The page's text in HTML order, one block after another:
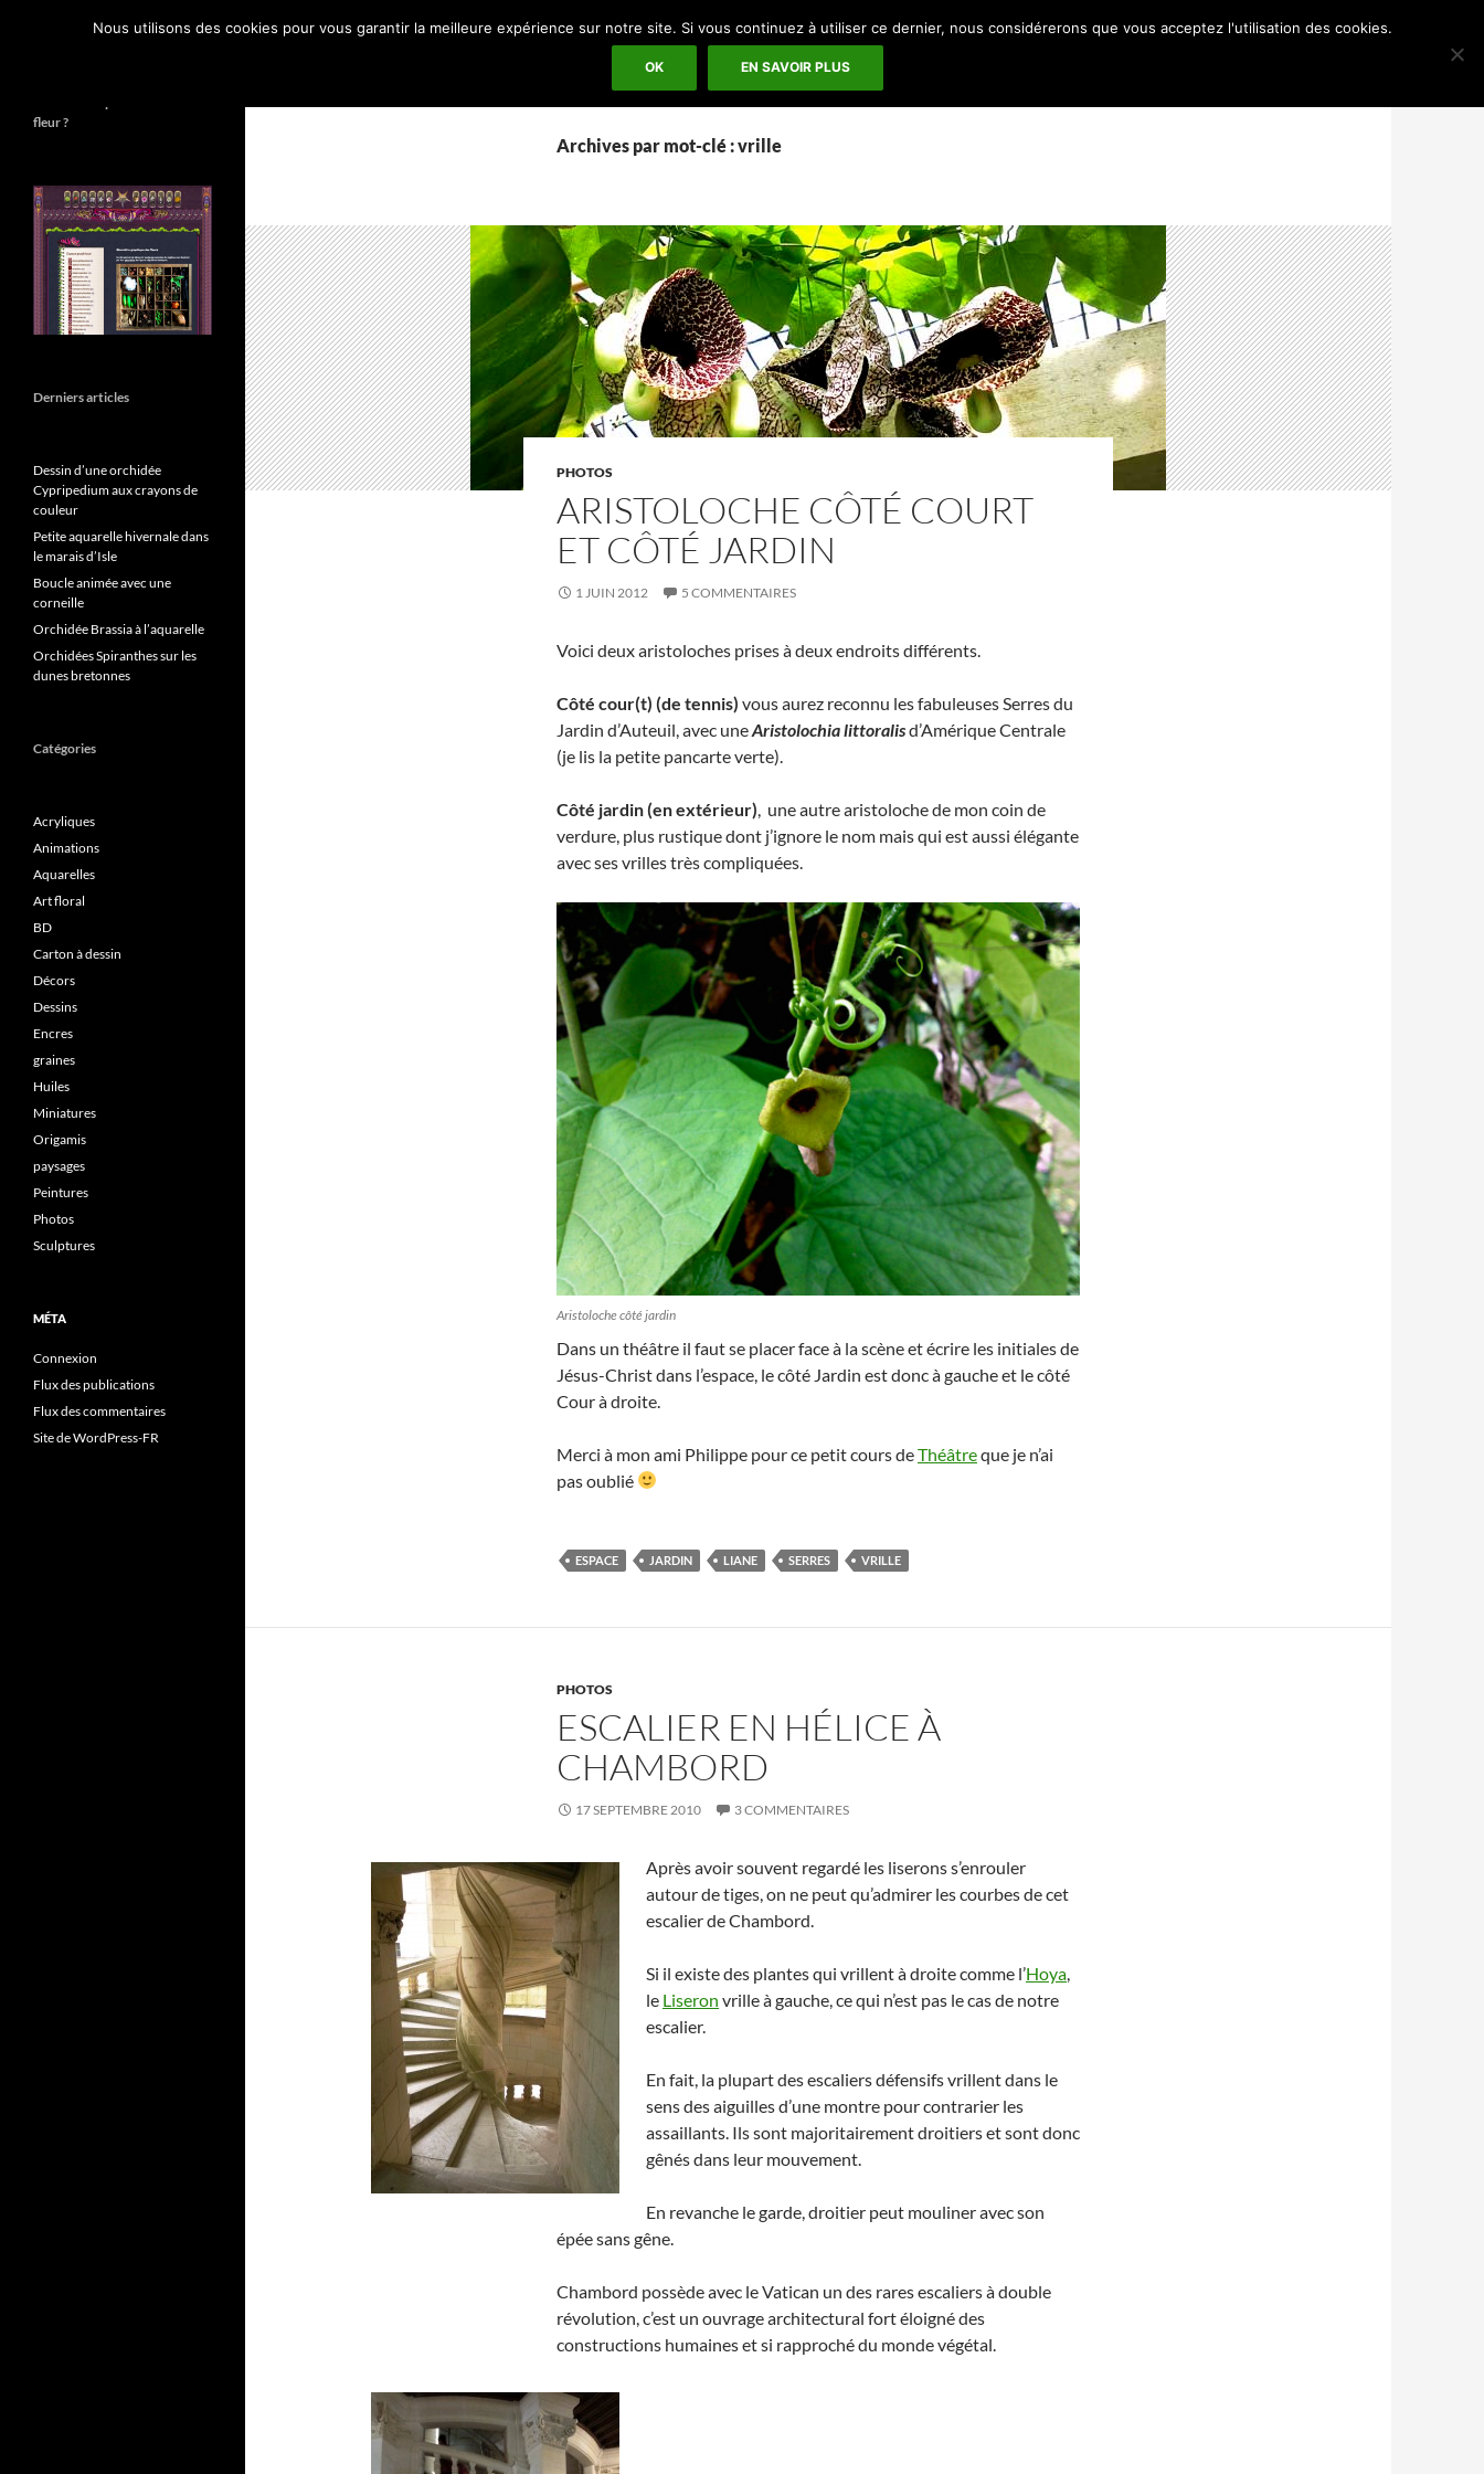
Espace Graphique
FLORAISON IMAGE PAR IMAGE
LIENS BOTANIQUES, ARTISTIQUES ET AUTRES MENTIONS LÉGALES
Archives par mot-clé : vrille
PHOTOS
ARISTOLOCHE CÔTÉ COURT
ET CÔTÉ JARDIN
1 JUIN 2012 5 COMMENTAIRES
Voici deux aristoloches prises à deux endroits différents.
Côté cour(t) (de tennis) vous aurez reconnu les fabuleuses Serres du
Jardin d’Auteuil, avec uneAristolochia littoralisd’Amérique Centrale
(je lis la petite pancarte verte).
Côté jardin (en extérieur), une autre aristoloche de mon coin de
verdure, plus rustique dont j’ignore le nom mais qui est aussi élégante
avec ses vrilles très compliquées.
Aristoloche côté jardin
Dans un théâtre il faut se placer face à la scène et écrire les initiales de
Jésus-Christ dans l’espace, le côté Jardin est donc à gauche et le côté
Cour à droite.
Merci à mon ami Philippe pour ce petit cours deThéâtreque je n’ai
pas oublié
ESPACE JARDIN LIANE SERRES VRILLE
PHOTOS
ESCALIER EN HÉLICE À
CHAMBORD
17 SEPTEMBRE 2010 3 COMMENTAIRES
Après avoir souvent regardé les liserons s’enrouler
autour de tiges, on ne peut qu’admirer les courbes de cet
escalier de Chambord.
Si il existe des plantes qui vrillent à droite comme l’Hoya
le Liseron vrille à gauche, ce qui n’est pas le cas de notre
escalier.
En fait, la plupart des escaliers défensifs vrillent dans le
sens des aiguilles d’une montre pour contrarier les
assaillants. Ils sont majoritairement droitiers et sont donc
gênés dans leur mouvement.
En revanche le garde, droitier peut mouliner avec son
épée sans gêne.
Chambord possède avec le Vatican un des rares escaliers à double
révolution, c’est un ouvrage architectural fort éloigné des
constructions humaines et si rapproché du monde végétal.
fleur ?
Derniers articles
Dessin d’une orchidée
Cypripedium aux crayons de
couleur
Petite aquarelle hivernale dans
le marais d’Isle
Boucle animée avec une
corneille
Orchidée Brassia à l’aquarelle
Orchidées Spiranthes sur les
dunes bretonnes
Catégories
Acryliques
Animations
Aquarelles
Art floral
BD
Carton à dessin
Décors
Dessins
Encres
graines
Huiles
Miniatures
Origamis
paysages
Peintures
Photos
Sculptures
MÉTA
Connexion
Flux des publications
Flux des commentaires
Site de WordPress-FR
Nous utilisons des cookies pour vous garantir la meilleure expérience sur notre site. Si vous continuez à utiliser ce dernier, nous considérerons que vous acceptez l'utilisation des cookies.
OK EN SAVOIR PLUS